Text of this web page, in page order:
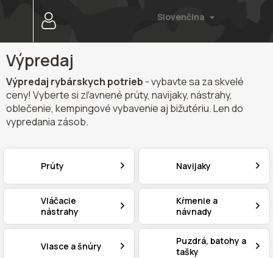
Slovenčina
Výpredaj
Výpredaj rybárskych potrieb - vybavte sa za skvelé
ceny! Vyberte si zľavnené prúty, navijaky, nástrahy,
oblečenie, kempingové vybavenie aj bižutériu. Len do
vypredania zásob.
Prúty Navijaky
Vláčacie
nástrahy
Kŕmenie a
návnady
Vlasce a šnúry
Puzdrá, batohy a
tašky